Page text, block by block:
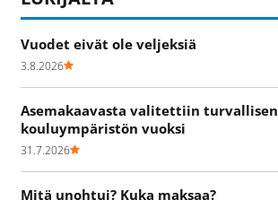
Vuodet eivät ole veljeksiä
3.8.2026
Asemakaavasta valitettiin turvallisen
kouluympäristön vuoksi
31.7.2026
Mitä unohtui? Kuka maksaa?